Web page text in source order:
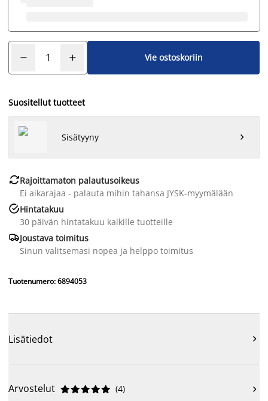
Vie ostoskoriin
Suositellut tuotteet
Sisätyyny 
Rajoittamaton palautusoikeus
Ei aikarajaa - palauta mihin tahansa JYSK-myymälään
Hintatakuu
30 päivän hintatakuu kaikille tuotteille
Joustava toimitus
Sinun valitsemasi nopea ja helppo toimitus
Tuotenumero: 6894053
Lisätiedot 
Arvostelut 




 (4) 